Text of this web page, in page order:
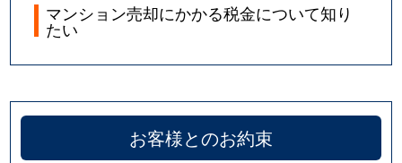
通町
3,200万円
北仙台
通町
3,000万円
北仙台
通町
6,400万円
北四番丁
5,400万円
北四番丁
マンション売却にかかる税金について知り
たい
お客様とのお約束